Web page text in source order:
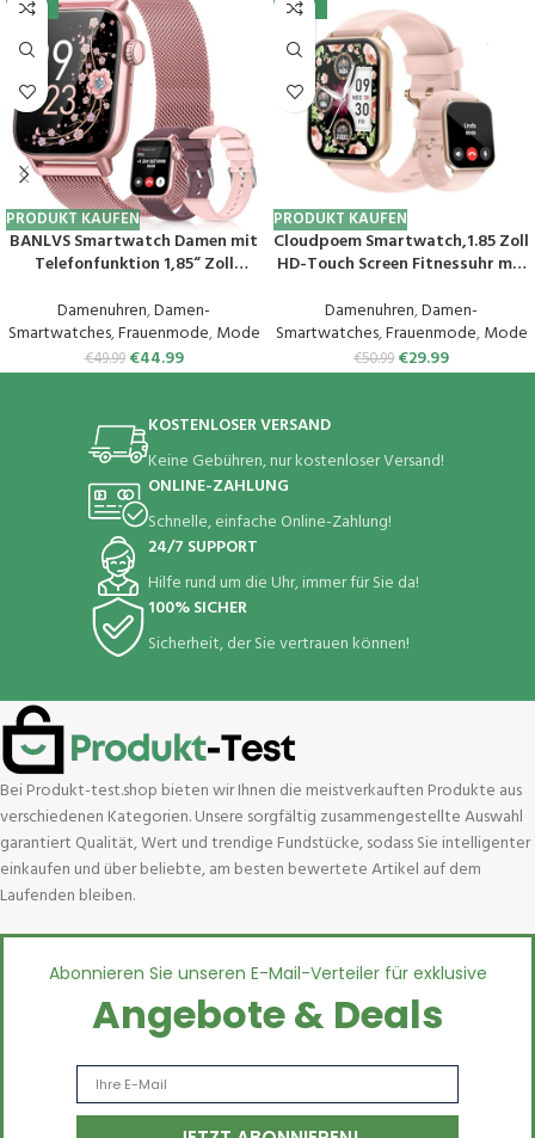
-10%
PRODUKT KAUFEN
BANLVS Smartwatch Damen mit
Telefonfunktion 1,85“ Zoll
Herzfrequenz, Schlafmonitor,
Menstruationszyklus, IP68
wasserdichte Sportuhr für iOS
und Android (Rosa)
Damenuhren,Damen-
Smartwatches,Frauenmode,Mode
€49.99 €44.99
-41%
PRODUKT KAUFEN
Cloudpoem Smartwatch,1.85 Zoll
HD-Touch Screen Fitnessuhr mit
Überwachung Pulsuhr
Schlafmonitor Schrittzähler Uhr
100+ Trainingsmodi Sportuhr
für Damen Herren Android iOS
Damenuhren,Damen-
Smartwatches,Frauenmode,Mode
€50.99 €29.99
KOSTENLOSER VERSAND
Keine Gebühren, nur kostenloser Versand!
ONLINE-ZAHLUNG
Schnelle, einfache Online-Zahlung!
24/7 SUPPORT
Hilfe rund um die Uhr, immer für Sie da!
100% SICHER
Sicherheit, der Sie vertrauen können!
Bei Produkt-test.shop bieten wir Ihnen die meistverkauften Produkte aus
verschiedenen Kategorien. Unsere sorgfältig zusammengestellte Auswahl
garantiert Qualität, Wert und trendige Fundstücke, sodass Sie intelligenter
einkaufen und über beliebte, am besten bewertete Artikel auf dem
Laufenden bleiben.
Abonnieren Sie unseren E-Mail-Verteiler für exklusive
Angebote & Deals